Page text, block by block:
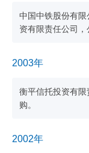
中国中铁股份有
资有限责任公司，
2003年
衡平信托投资有
购。
2002年